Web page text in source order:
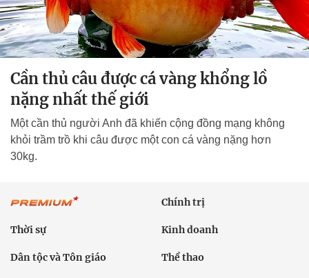
Cần thủ câu được cá vàng khổng lồ
nặng nhất thế giới
Một cần thủ người Anh đã khiến cộng đồng mạng không
khỏi trầm trồ khi câu được một con cá vàng nặng hơn
30kg.
Chính trị
Thời sự Kinh doanh
Dân tộc và Tôn giáo Thể thao